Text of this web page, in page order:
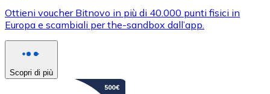
Ottieni voucher Bitnovo in più di 40.000 punti fisici in
Europa e scambiali per the-sandbox dall’app.
Scopri di più